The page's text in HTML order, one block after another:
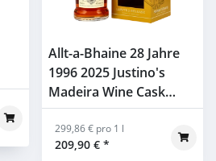
Allt-a-Bhaine 28 Jahre
1996 2025 Justino's
Madeira Wine Cask
Finish Murray McDavid
48,1% 0,7l
209,90 € *
299,86 € pro 1 l